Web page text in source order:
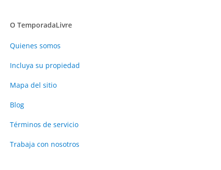
O TemporadaLivre
Quienes somos
Incluya su propiedad
Mapa del sitio
Blog
Términos de servicio
Trabaja con nosotros